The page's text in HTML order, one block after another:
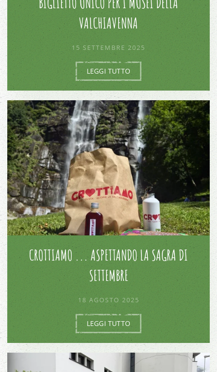
VALCHIAVENNA
15 SETTEMBRE 2025
LEGGI TUTTO
CROTTIAMO ... ASPETTANDO LA SAGRA DI
SETTEMBRE
18 AGOSTO 2025
LEGGI TUTTO